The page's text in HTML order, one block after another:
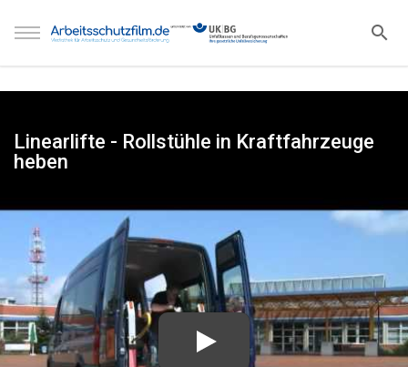
Linearlifte - Rollstühle in Kraftfahrzeuge
heben